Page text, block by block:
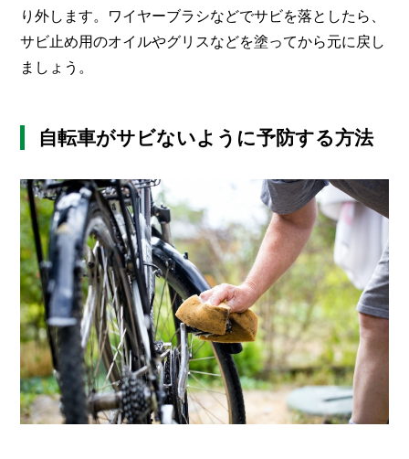
り外します。ワイヤーブラシなどでサビを落としたら、
サビ止め用のオイルやグリスなどを塗ってから元に戻し
ましょう。
自転車がサビないように予防する方法